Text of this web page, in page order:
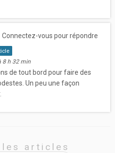
Connectez-vous pour répondre
8 h 32 min
de tout bord pour faire des
Un peu une façon
articles